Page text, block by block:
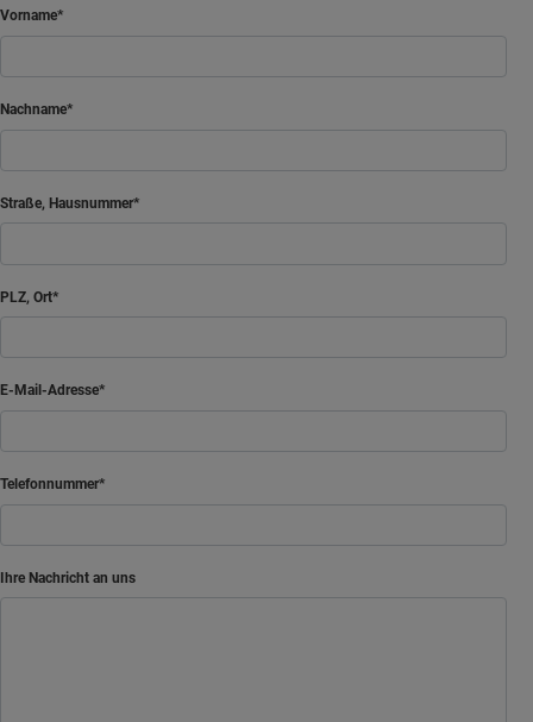
Vorname
Nachname
Straße, Hausnummer
PLZ, Ort
E-Mail-Adresse
Telefonnummer
Ihre Nachricht an uns